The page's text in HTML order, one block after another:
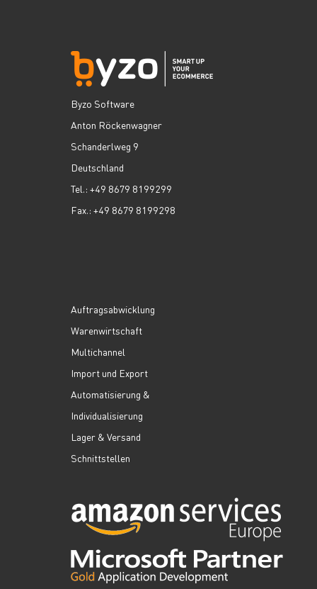
Byzo Software
Anton Röckenwagner
Schanderlweg 9
Deutschland
Tel.: +49 8679 8199299
Fax.: +49 8679 8199298
Auftragsabwicklung
Warenwirtschaft
Multichannel
Import und Export
Automatisierung &
Individualisierung
Lager & Versand
Schnittstellen